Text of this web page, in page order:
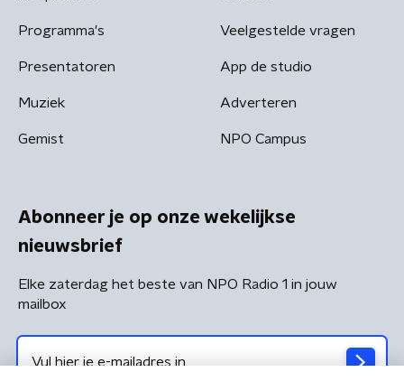
Programma's
Presentatoren
Muziek
Gemist
Veelgestelde vragen
App de studio
Adverteren
NPO Campus
Abonneer je op onze wekelijkse
nieuwsbrief
Elke zaterdag het beste van NPO Radio 1 in jouw
mailbox